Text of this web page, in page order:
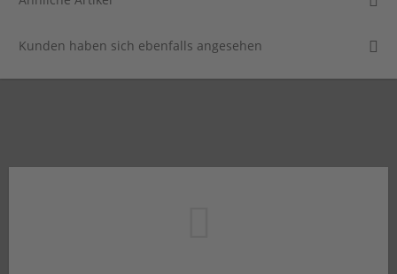
Kunden haben sich ebenfalls angesehen